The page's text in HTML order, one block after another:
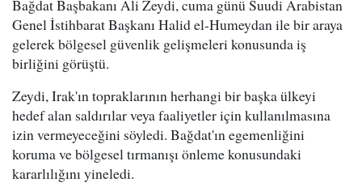
Bağdat Başbakanı Ali Zeydi, cuma günü Suudi Arabistan
Genel İstihbarat Başkanı Halid el-Humeydan ile bir araya
gelerek bölgesel güvenlik gelişmeleri konusunda iş
birliğini görüştü.
Zeydi, Irak'ın topraklarının herhangi bir başka ülkeyi
hedef alan saldırılar veya faaliyetler için kullanılmasına
izin vermeyeceğini söyledi. Bağdat'ın egemenliğini
koruma ve bölgesel tırmanışı önleme konusundaki
kararlılığını yineledi.